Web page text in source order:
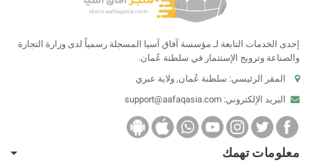
إحدى الخدمات التابعة لـ مؤسسة آفاق آسيا المسجلة رسمياً لدى وزارة التجارة
والصناعة وترويج الإستثمار في سلطنة عُمان.
المقر الرئيسي: سلطنة عُمان, ولاية عبري
البريد الإلكتروني: support@aafaqasia.com
معلومات تهمك